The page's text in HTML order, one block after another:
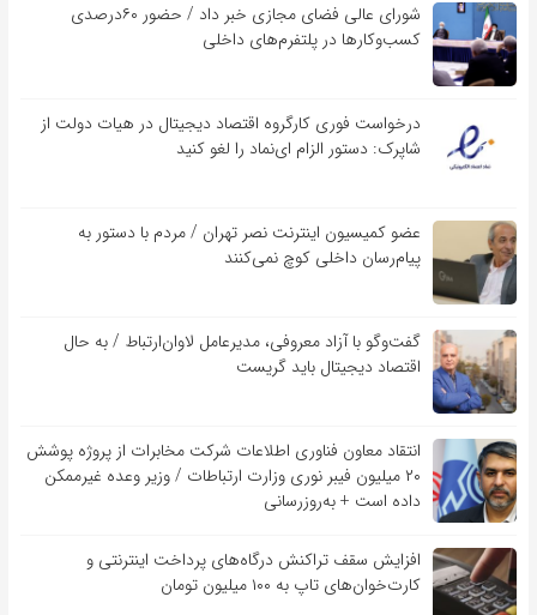
شورای عالی فضای مجازی خبر داد / حضور ۶۰درصدی
کسب‌و‌کارها در پلتفرم‌های داخلی
درخواست فوری کارگروه اقتصاد دیجیتال در هیات دولت از
شاپرک: دستور الزام ای‌نماد را لغو کنید
عضو کمیسیون اینترنت نصر تهران / مردم با دستور به
پیام‌رسان داخلی کوچ نمی‌کنند
گفت‌و‌گو با آزاد معروفی، مدیرعامل لاوان‌ارتباط / به حال
اقتصاد دیجیتال باید گریست
انتقاد معاون فناوری اطلاعات شرکت مخابرات از پروژه پوشش
۲۰ میلیون فیبر نوری وزارت ارتباطات / وزیر وعده غیرممکن
داده است + به‌روزرسانی
افزایش سقف تراکنش درگاه‌های پرداخت اینترنتی و
کارت‌خوان‌های تاپ به ۱۰۰ میلیون تومان